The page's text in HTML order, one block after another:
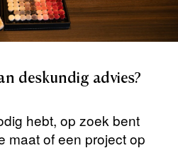
deskundig advies?
hebt, op zoek bent
maat of een project op